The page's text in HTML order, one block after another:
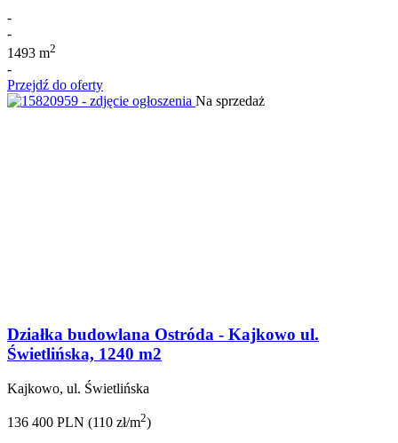
-
-
1493 m2
-
Przejdź do oferty
Na sprzedaż
Działka budowlana Ostróda - Kajkowo ul.
Świetlińska, 1240 m2
Kajkowo, ul. Świetlińska
136 400 PLN (110 zł/m2)